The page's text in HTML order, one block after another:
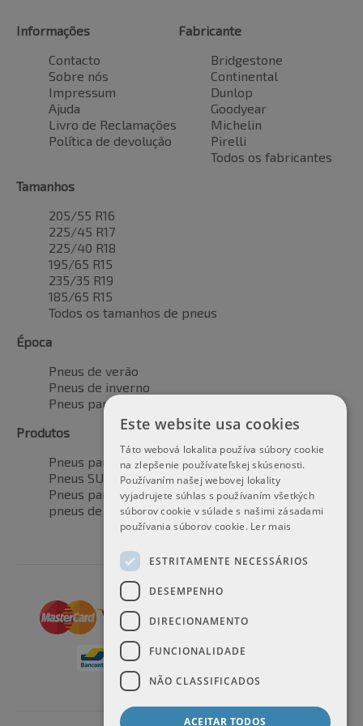
Informações
Contacto
Sobre nós
Impressum
Ajuda
Livro de Reclamações
Política de devolução
Fabricante
Bridgestone
Continental
Dunlop
Goodyear
Michelin
Pirelli
Todos os fabricantes
Tamanhos
205/55 R16
225/45 R17
225/40 R18
195/65 R15
235/35 R19
185/65 R15
Todos os tamanhos de pneus
Época
Pneus de verão
Pneus de inverno
Pneus para todas as estações
Produtos
Pneus para automóveis
Pneus SUV / 4x4
Pneus para veículos de transporte
pneus de motocicleta
Este website usa cookies
Táto webová lokalita používa súbory cookie
na zlepšenie používateľskej skúsenosti.
Používaním našej webovej lokality
vyjadrujete súhlas s používaním všetkých
súborov cookie v súlade s našimi zásadami
používania súborov cookie. Ler mais
ESTRITAMENTE NECESSÁRIOS
DESEMPENHO
DIRECIONAMENTO
FUNCIONALIDADE
NÃO CLASSIFICADOS
ACEITAR TODOS